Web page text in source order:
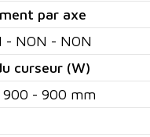
par axe
- NON - NON
curseur (W)
- 900 mm